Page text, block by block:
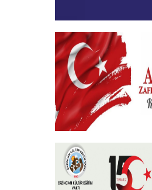
Geçmiş Olsun Mesajı
+
30 Ağustos Zafer Bayramı
+